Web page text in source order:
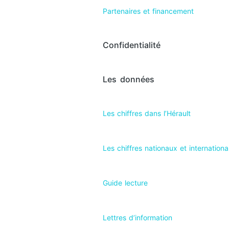
Partenaires et financement
Confidentialité
Les données
Les chiffres dans l’Hérault​
Les chiffres nationaux et
Guide lecture
Lettres d’information